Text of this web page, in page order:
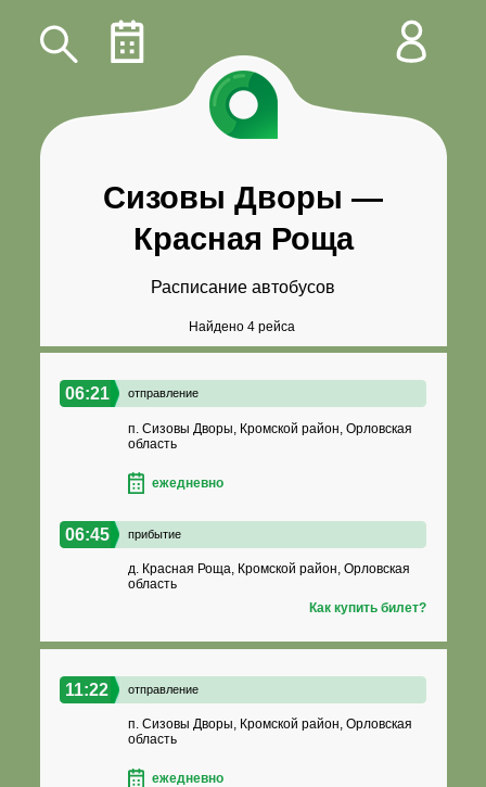
Сизовы Дворы —
Красная Роща
Расписание автобусов
Найдено 4 рейса
06:21 отправление
п. Сизовы Дворы, Кромской район, Орловская
область
ежедневно
06:45 прибытие
д. Красная Роща, Кромской район, Орловская
область
Как купить билет?
11:22 отправление
п. Сизовы Дворы, Кромской район, Орловская
область
ежедневно